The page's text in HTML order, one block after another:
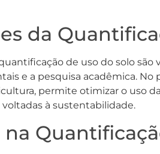
da
de uso do solo
e a pesquisa acadêmica.
permite otimizar o uso
à sustentabilidade.
na